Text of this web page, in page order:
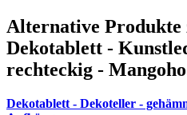
Alternative
Dekotablett -
rechteckig -
Dekotablett - Dekoteller -